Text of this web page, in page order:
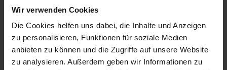
Wir verwenden Cookies
Die Cookies helfen uns dabei, die Inhalte und Anzeigen
zu personalisieren, Funktionen für soziale Medien
anbieten zu können und die Zugriffe auf unsere Website
zu analysieren. Außerdem geben wir Informationen zu
06239